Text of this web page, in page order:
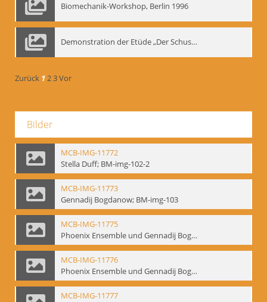
Biomechanik-Workshop, Berlin 1996
Demonstration der Etüde „Der Schuss mit dem Bogen“ durch Gennadij Nikolajewitsch Bogdanow, Berlin 1991
Zurück 123Vor
Bilder
MCB-IMG-11772
Stella Duff; BM-img-102-2
MCB-IMG-11773
Gennadij Bogdanow; BM-img-103
MCB-IMG-11775
Phoenix Ensemble und Gennadij Bogdanow; BM-img-105-1
MCB-IMG-11776
Phoenix Ensemble und Gennadij Bogdanow; BM-img-105-2
MCB-IMG-11777